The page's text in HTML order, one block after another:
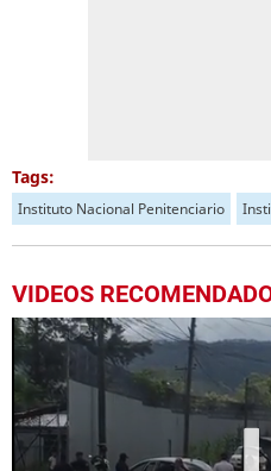
Tags:
Instituto Nacional Penitenciario
VIDEOS